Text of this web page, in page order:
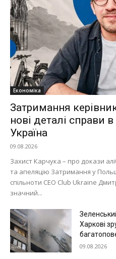
Економіка
Затримання
нові деталі справи
Україна
09.08.2026
Захист Карчука – про докази
та апеляцію Затримання у
спільноти CEO Club Ukraine
значний...
Харкові
09.08.2026